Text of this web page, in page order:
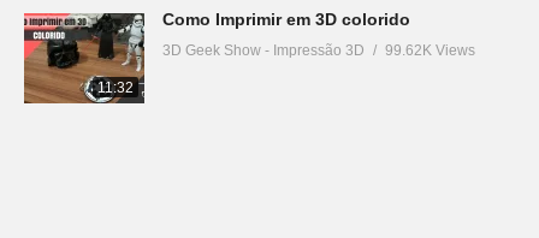
11:32
Como Imprimir em 3D colorido
3D Geek Show - Impressão 3D 99.62K Views